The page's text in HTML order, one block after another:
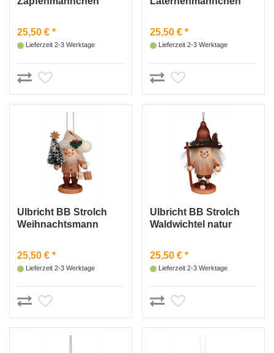
25,50 € *
Lieferzeit 2-3 Werktage
25,50 € *
Lieferzeit 2-3 Werktage
Ulbricht BB Strolch
Weihnachtsmann
25,50 € *
Lieferzeit 2-3 Werktage
Ulbricht BB Strolch
Waldwichtel natur
25,50 € *
Lieferzeit 2-3 Werktage